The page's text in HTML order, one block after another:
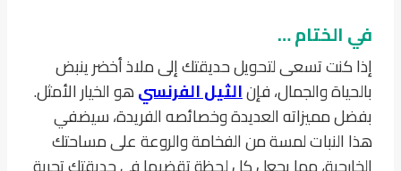
في الختام …
إذا كنت تسعى لتحويل حديقتك إلى ملاذ أخضر ينبض
بالحياة والجمال، فإنالثيل الفرنسيهو الخيار الأمثل.
بفضل مميزاته العديدة وخصائصه الفريدة، سيضفي
هذا النبات لمسة من الفخامة والروعة على مساحتك